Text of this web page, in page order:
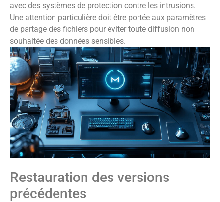
avec des systèmes de protection contre les intrusions.
Une attention particulière doit être portée aux paramètres
de partage des fichiers pour éviter toute diffusion non
souhaitée des données sensibles.
Restauration des versions
précédentes